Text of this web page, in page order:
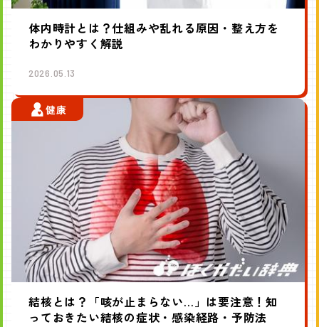
体内時計とは？仕組みや乱れる原因・整え方を
わかりやすく解説
2026.05.13
健康
結核とは？「咳が止まらない…」は要注意！知
っておきたい結核の症状・感染経路・予防法